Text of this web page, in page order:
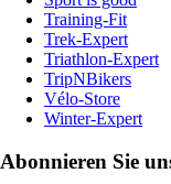
Training-Fit
Trek-Expert
Triathlon-Expert
TripNBikers
Vélo-Store
Winter-Expert
Abonnieren Sie